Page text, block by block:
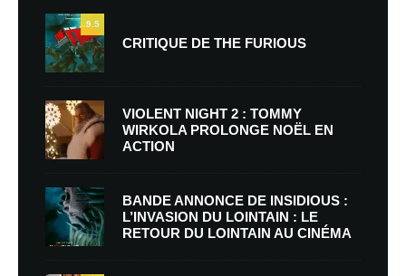
9.5
CRITIQUE DE THE FURIOUS
VIOLENT NIGHT 2 : TOMMY
WIRKOLA PROLONGE NOËL EN
ACTION
BANDE ANNONCE DE INSIDIOUS :
L’INVASION DU LOINTAIN : LE
RETOUR DU LOINTAIN AU CINÉMA